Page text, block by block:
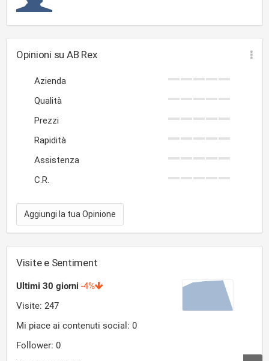
Opinioni su AB Rex
Azienda
Qualità
Prezzi
Rapidità
Assistenza
C.R.
Aggiungi la tua Opinione
Visite e Sentiment